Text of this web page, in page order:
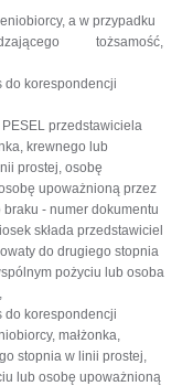
a w przypadku
tożsamość,
do korespondencji
przedstawiciela
krewnego lub
prostej, osobę
upoważnioną przez
- numer dokumentu
składa przedstawiciel
do drugiego stopnia
pożyciu lub osoba
do korespondencji
małżonka,
stopnia w linii prostej,
lub osobę upoważnioną